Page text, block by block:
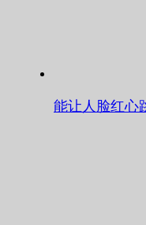
能让人脸红心